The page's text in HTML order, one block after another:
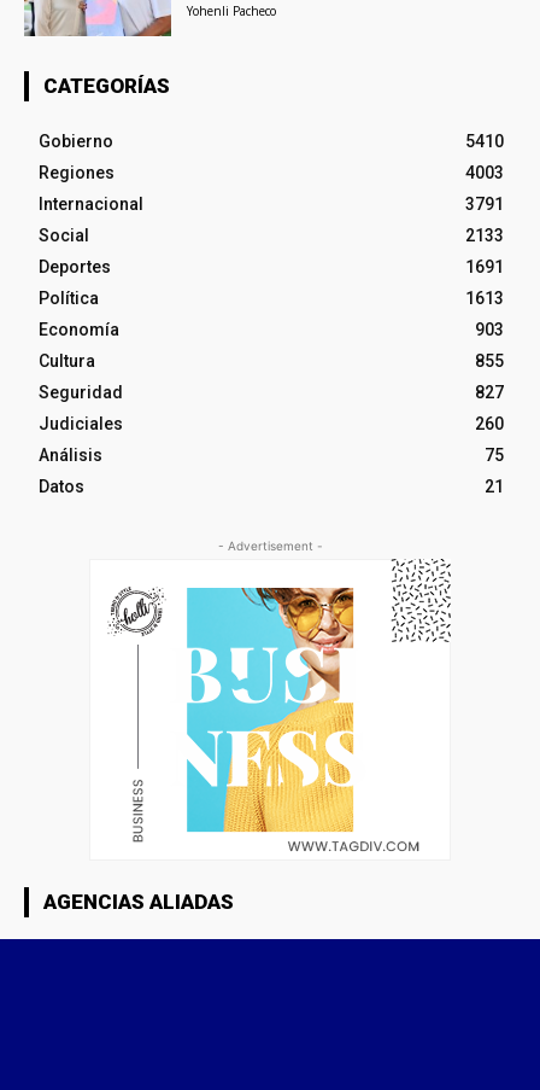
Yohenli Pacheco
CATEGORÍAS
Gobierno
5410
Regiones
4003
Internacional
3791
Social
2133
Deportes
1691
Política
1613
Economía
903
Cultura
855
Seguridad
827
Judiciales
260
Análisis
75
Datos
21
- Advertisement -
AGENCIAS ALIADAS